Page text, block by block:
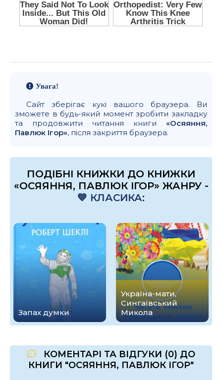
Увага!
Сайт зберігає кукі вашого браузера. Ви
зможете в будь-який момент зробити закладку
та продовжити читання книги «Осяяння,
Павлюк Ігор», після закриття браузера.
ПОДІБНІ КНИЖКИ ДО КНИЖКИ
«ОСЯЯННЯ, ПАВЛЮК ІГОР» ЖАНРУ -
💙 КЛАСИКА:
Запах думки
Україна-мати,
Сингаївський
Микола
КОМЕНТАРІ ТА ВІДГУКИ (0) ДО
КНИГИ "ОСЯЯННЯ, ПАВЛЮК ІГОР"